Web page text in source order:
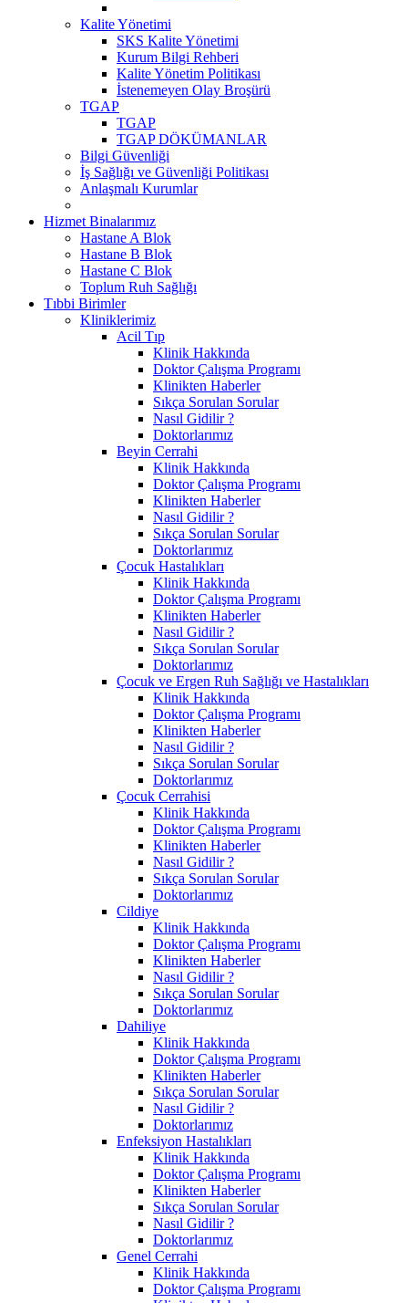
Kalite Yönetimi
SKS Kalite Yönetimi
Kurum Bilgi Rehberi
Kalite Yönetim Politikası
İstenemeyen Olay Broşürü
TGAP
TGAP
TGAP DÖKÜMANLAR
Bilgi Güvenliği
İş Sağlığı ve Güvenliği Politikası
Anlaşmalı Kurumlar
Hizmet Binalarımız
Hastane A Blok
Hastane B Blok
Hastane C Blok
Toplum Ruh Sağlığı
Tıbbi Birimler
Kliniklerimiz
Acil Tıp
Klinik Hakkında
Doktor Çalışma Programı
Klinikten Haberler
Sıkça Sorulan Sorular
Nasıl Gidilir ?
Doktorlarımız
Beyin Cerrahi
Klinik Hakkında
Doktor Çalışma Programı
Klinikten Haberler
Nasıl Gidilir ?
Sıkça Sorulan Sorular
Doktorlarımız
Çocuk Hastalıkları
Klinik Hakkında
Doktor Çalışma Programı
Klinikten Haberler
Nasıl Gidilir ?
Sıkça Sorulan Sorular
Doktorlarımız
Çocuk ve Ergen Ruh Sağlığı ve Hastalıkları
Klinik Hakkında
Doktor Çalışma Programı
Klinikten Haberler
Nasıl Gidilir ?
Sıkça Sorulan Sorular
Doktorlarımız
Çocuk Cerrahisi
Klinik Hakkında
Doktor Çalışma Programı
Klinikten Haberler
Nasıl Gidilir ?
Sıkça Sorulan Sorular
Doktorlarımız
Cildiye
Klinik Hakkında
Doktor Çalışma Programı
Klinikten Haberler
Nasıl Gidilir ?
Sıkça Sorulan Sorular
Doktorlarımız
Dahiliye
Klinik Hakkında
Doktor Çalışma Programı
Klinikten Haberler
Sıkça Sorulan Sorular
Nasıl Gidilir ?
Doktorlarımız
Enfeksiyon Hastalıkları
Klinik Hakkında
Doktor Çalışma Programı
Klinikten Haberler
Sıkça Sorulan Sorular
Nasıl Gidilir ?
Doktorlarımız
Genel Cerrahi
Klinik Hakkında
Doktor Çalışma Programı